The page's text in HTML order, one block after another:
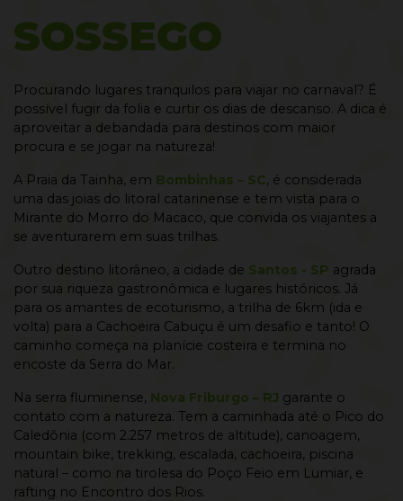
SOSSEGO
Procurando lugares tranquilos para viajar no carnaval? É
possível fugir da folia e curtir os dias de descanso. A dica é
aproveitar a debandada para destinos com maior
procura e se jogar na natureza!
A Praia da Tainha, em Bombinhas – SC, é considerada
uma das joias do litoral catarinense e tem vista para o
Mirante do Morro do Macaco, que convida os viajantes a
se aventurarem em suas trilhas.
Outro destino litorâneo, a cidade de Santos - SP agrada
por sua riqueza gastronômica e lugares históricos. Já
para os amantes de ecoturismo, a trilha de 6km (ida e
volta) para a Cachoeira Cabuçu é um desafio e tanto! O
caminho começa na planície costeira e termina no
encoste da Serra do Mar.
Na serra fluminense, Nova Friburgo – RJ garante o
contato com a natureza. Tem a caminhada até o Pico do
Caledônia (com 2.257 metros de altitude), canoagem,
mountain bike, trekking, escalada, cachoeira, piscina
natural – como na tirolesa do Poço Feio em Lumiar, e
rafting no Encontro dos Rios.